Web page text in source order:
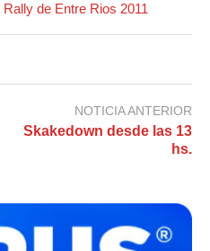
Rally de Entre Rios 2011
NOTICIA ANTERIOR
Skakedown desde las 13
hs.